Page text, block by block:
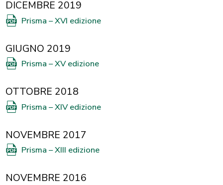
DICEMBRE 2019
Prisma – XVI edizione
GIUGNO 2019
Prisma – XV edizione
OTTOBRE 2018
Prisma – XIV edizione
NOVEMBRE 2017
Prisma – XIII edizione
NOVEMBRE 2016